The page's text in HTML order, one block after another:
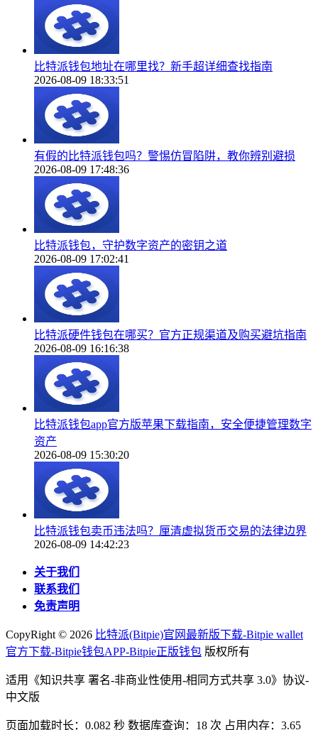
比特派钱包地址在哪里找？新手超详细查找指南
2026-08-09 18:33:51
有假的比特派钱包吗？警惕仿冒陷阱，教你辨别避损
2026-08-09 17:48:36
比特派钱包，守护数字资产的密钥之道
2026-08-09 17:02:41
比特派硬件钱包在哪买？官方正规渠道及购买避坑指南
2026-08-09 16:16:38
比特派钱包app官方版苹果下载指南，安全便捷管理数字
资产
2026-08-09 15:30:20
比特派钱包卖币违法吗？厘清虚拟货币交易的法律边界
2026-08-09 14:42:23
关于我们
联系我们
免责声明
CopyRight © 2026 比特派(Bitpie)官网最新版下载-Bitpie wallet
官方下载-Bitpie钱包APP-Bitpie正版钱包 版权所有
适用《知识共享 署名-非商业性使用-相同方式共享 3.0》协议-
中文版
页面加载时长：0.082 秒 数据库查询：18 次 占用内存：3.65